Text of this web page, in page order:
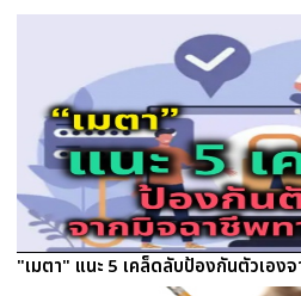
"เมตา" แนะ 5 เคล็ดลับป้องกันตัวเอง